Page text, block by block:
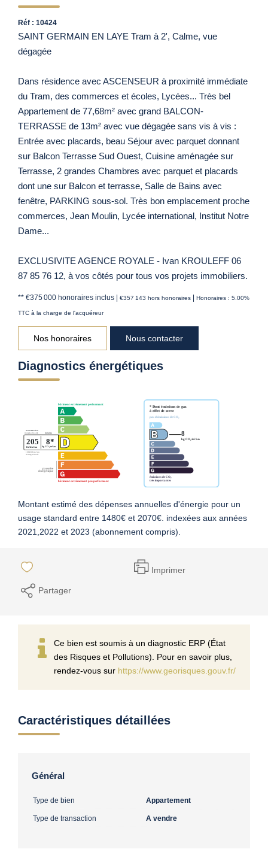
Réf : 10424
SAINT GERMAIN EN LAYE Tram à 2', Calme, vue
dégagée
Dans résidence avec ASCENSEUR à proximité immédiate
du Tram, des commerces et écoles, Lycées... Très bel
Appartement de 77,68m² avec grand BALCON-
TERRASSE de 13m² avec vue dégagée sans vis à vis :
Entrée avec placards, beau Séjour avec parquet donnant
sur Balcon Terrasse Sud Ouest, Cuisine aménagée sur
Terrasse, 2 grandes Chambres avec parquet et placards
dont une sur Balcon et terrasse, Salle de Bains avec
fenêtre, PARKING sous-sol. Très bon emplacement proche
commerces, Jean Moulin, Lycée international, Institut Notre
Dame...
EXCLUSIVITE AGENCE ROYALE - Ivan KROULEFF 06
87 85 76 12, à vos côtés pour tous vos projets immobiliers.
** €375 000 honoraires inclus | €357 143 hors honoraires | Honoraires : 5.00%
TTC à la charge de l'acquéreur
Nos honoraires Nous contacter
Diagnostics énergétiques
Montant estimé des dépenses annuelles d'énergie pour un
usage standard entre 1480€ et 2070€. indexées aux années
2021,2022 et 2023 (abonnement compris).
Imprimer
Partager
Ce bien est soumis à un diagnostic ERP (État
des Risques et Pollutions). Pour en savoir plus,
rendez-vous sur https://www.georisques.gouv.fr/
Caractéristiques détaillées
Général
Type de bien Appartement
Type de transaction A vendre